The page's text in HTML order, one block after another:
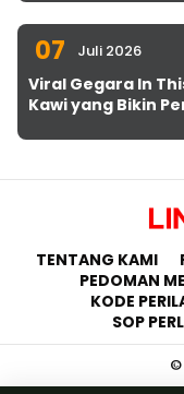
07 Juli 2026
Viral Gegara In
Kawi yang Bikin
TENTANG KAMI
PEDOMAN
KODE
SOP
©